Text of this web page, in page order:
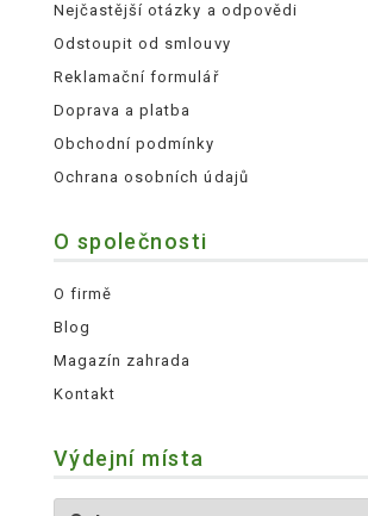
Nejčastější otázky a odpovědi
Odstoupit od smlouvy
Reklamační formulář
Doprava a platba
Obchodní podmínky
Ochrana osobních údajů
O společnosti
O firmě
Blog
Magazín zahrada
Kontakt
Výdejní místa